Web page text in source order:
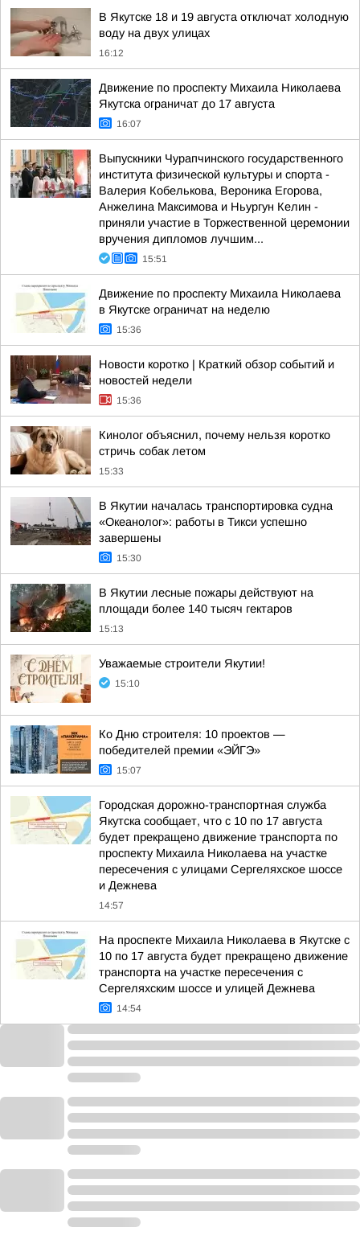
В Якутске 18 и 19 августа отключат холодную
воду на двух улицах
16:12
Движение по проспекту Михаила Николаева
Якутска ограничат до 17 августа
16:07
Выпускники Чурапчинского государственного
института физической культуры и спорта -
Валерия Кобелькова, Вероника Егорова,
Анжелина Максимова и Ньургун Келин -
приняли участие в Торжественной церемонии
вручения дипломов лучшим...
15:51
Движение по проспекту Михаила Николаева
в Якутске ограничат на неделю
15:36
Новости коротко | Краткий обзор событий и
новостей недели
15:36
Кинолог объяснил, почему нельзя коротко
стричь собак летом
15:33
В Якутии началась транспортировка судна
«Океанолог»: работы в Тикси успешно
завершены
15:30
В Якутии лесные пожары действуют на
площади более 140 тысяч гектаров
15:13
Уважаемые строители Якутии!
15:10
Ко Дню строителя: 10 проектов —
победителей премии «ЭЙГЭ»
15:07
Городская дорожно-транспортная служба
Якутска сообщает, что с 10 по 17 августа
будет прекращено движение транспорта по
проспекту Михаила Николаева на участке
пересечения с улицами Сергеляхское шоссе
и Дежнева
14:57
На проспекте Михаила Николаева в Якутске с
10 по 17 августа будет прекращено движение
транспорта на участке пересечения с
Сергеляхским шоссе и улицей Дежнева
14:54